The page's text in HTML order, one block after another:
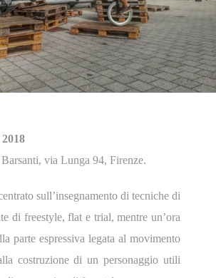
Barsanti, via Lunga 94, Firenze.
sull’insegnamento di tecniche di
di freestyle, flat e trial, mentre un’ora
parte espressiva legata al movimento
costruzione di un personaggio utili